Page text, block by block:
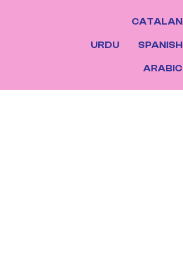
CATALAN
SPANISH
URDU
ARABIC